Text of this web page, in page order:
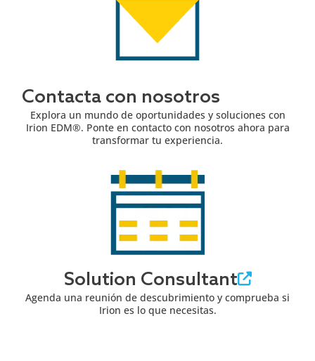
Contacta con nosotros
Explora un mundo de oportunidades y soluciones con
Irion EDM®. Ponte en contacto con nosotros ahora para
transformar tu experiencia.
Solution Consultant
Agenda una reunión de descubrimiento y comprueba si
Irion es lo que necesitas.